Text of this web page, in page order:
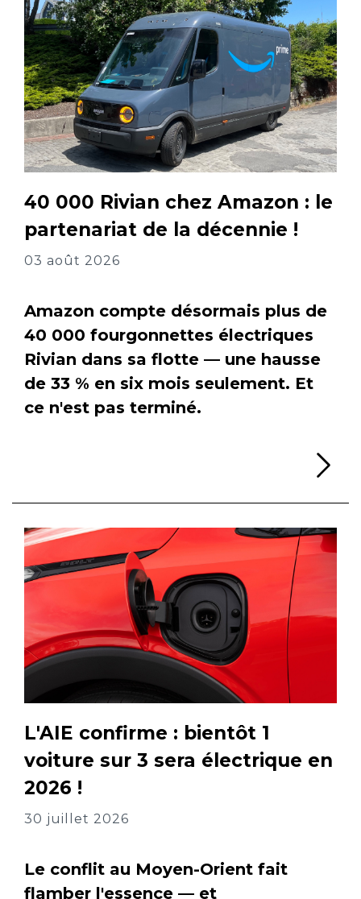
40 000 Rivian chez Amazon : le
partenariat de la décennie !
03 août 2026
Amazon compte désormais plus de
40 000 fourgonnettes électriques
Rivian dans sa flotte — une hausse
de 33 % en six mois seulement. Et
ce n'est pas terminé.
L'AIE confirme : bientôt 1
voiture sur 3 sera électrique en
2026 !
30 juillet 2026
Le conflit au Moyen-Orient fait
flamber l'essence — et